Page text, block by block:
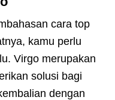
cara top
kamu perlu
Virgo merupakan
solusi bagi
dengan